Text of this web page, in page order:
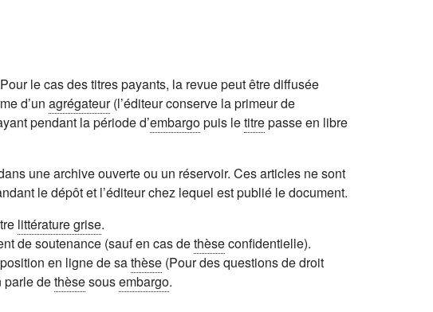
le cas des titres payants, la revue peut être diffusée
d’un agrégateur(l’éditeur conserve la primeur de
pendant la période d’embargopuis letitrepasse en libre
une archive ouverte ou un réservoir. Ces articles ne sont
le dépôt et l’éditeur chez lequel est publié le document.
littérature grise.
de soutenance (sauf en cas dethèseconfidentielle).
en ligne de sathèse(Pour des questions de droit
parle dethèsesousembargo.